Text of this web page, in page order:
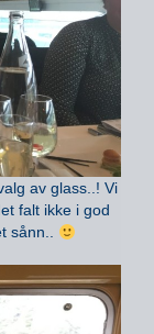
av glass..! Vi
falt ikke i god
sånn..